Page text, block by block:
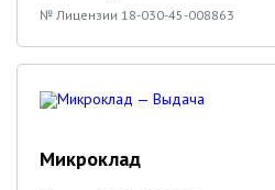
№ Лицензии 18-030-45-008863
Микроклад